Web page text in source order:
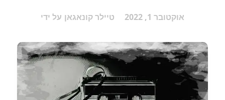
על ידי טיילר קונאגאן אוקטובר 1, 2022